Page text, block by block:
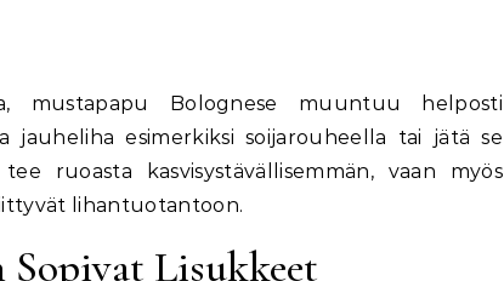
mustapapu Bolognese muuntuu helposti
jauheliha esimerkiksi soijarouheella tai jätä se
ruoasta kasvisystävällisemmän, vaan myös
lihantuotantoon.
Sopivat Lisukkeet